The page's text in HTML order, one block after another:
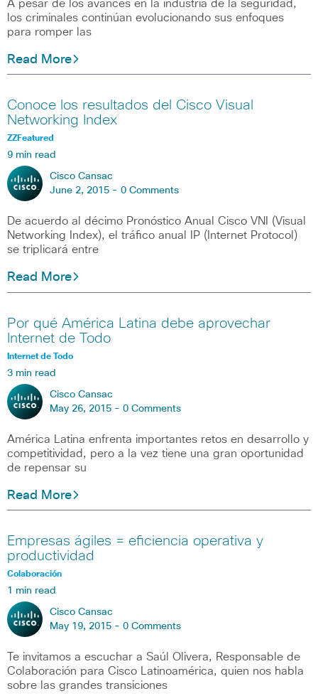
A pesar de los avances en la industria de la seguridad,
los criminales continúan evolucionando sus enfoques
para romper las
Read More
Conoce los resultados del Cisco Visual
Networking Index
ZZFeatured
9 min read
Cisco Cansac
June 2, 2015 - 0 Comments
De acuerdo al décimo Pronóstico Anual Cisco VNI (Visual
Networking Index), el tráfico anual IP (Internet Protocol)
se triplicará entre
Read More
Por qué América Latina debe aprovechar
Internet de Todo
Internet de Todo
3 min read
Cisco Cansac
May 26, 2015 - 0 Comments
América Latina enfrenta importantes retos en desarrollo y
competitividad, pero a la vez tiene una gran oportunidad
de repensar su
Read More
Empresas ágiles = eficiencia operativa y
productividad
Colaboración
1 min read
Cisco Cansac
May 19, 2015 - 0 Comments
Te invitamos a escuchar a Saúl Olivera, Responsable de
Colaboración para Cisco Latinoamérica, quien nos habla
sobre las grandes transiciones